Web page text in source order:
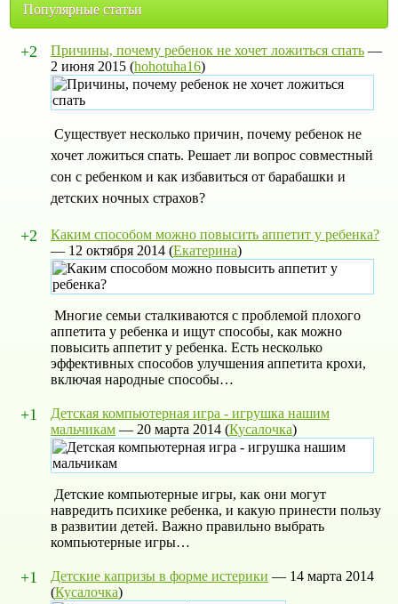
Популярные статьи
+2 Причины, почему ребенок не хочет ложиться спать —
2 июня 2015 (hohotuha16)
Существует несколько причин, почему ребенок не
хочет ложиться спать. Решает ли вопрос совместный
сон с ребенком и как избавиться от барабашки и
детских ночных страхов?
+2
Каким способом можно повысить аппетит у ребенка?
— 12 октября 2014 (Екатерина)
Многие семьи сталкиваются с проблемой плохого
аппетита у ребенка и ищут способы, как можно
повысить аппетит у ребенка. Есть несколько
эффективных способов улучшения аппетита крохи,
включая народные способы…
+1
Детская компьютерная игра - игрушка нашим
мальчикам — 20 марта 2014 (Кусалочка)
Детские компьютерные игры, как они могут
навредить психике ребенка, и какую принести пользу
в развитии детей. Важно правильно выбрать
компьютерные игры…
+1 Детские капризы в форме истерики — 14 марта 2014
(Кусалочка)